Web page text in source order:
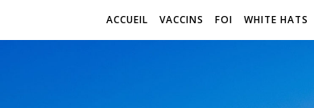
ACCUEIL VACCINS FOI WHITE HATS